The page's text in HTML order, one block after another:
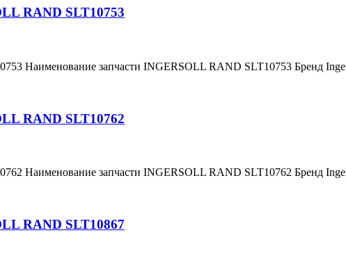
RAND SLT10753
Наименование запчасти INGERSOLL RAND SLT10753 Бренд
RAND SLT10762
Наименование запчасти INGERSOLL RAND SLT10762 Бренд
RAND SLT10867